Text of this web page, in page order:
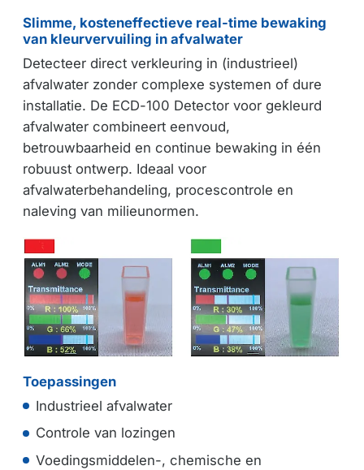
Slimme, kosteneffectieve real-time bewaking
van kleurvervuiling in afvalwater
Detecteer direct verkleuring in (industrieel)
afvalwater zonder complexe systemen of dure
installatie. De ECD-100 Detector voor gekleurd
afvalwater combineert eenvoud,
betrouwbaarheid en continue bewaking in één
robuust ontwerp. Ideaal voor
afvalwaterbehandeling, procescontrole en
naleving van milieunormen.
Toepassingen
Industrieel afvalwater
Controle van lozingen
Voedingsmiddelen-, chemische en